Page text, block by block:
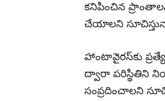
కనిపించిన
చేయాలని
హాంటావైరస్‌కు
ద్వారా పరిస్థితిని
సంప్రదించాలని